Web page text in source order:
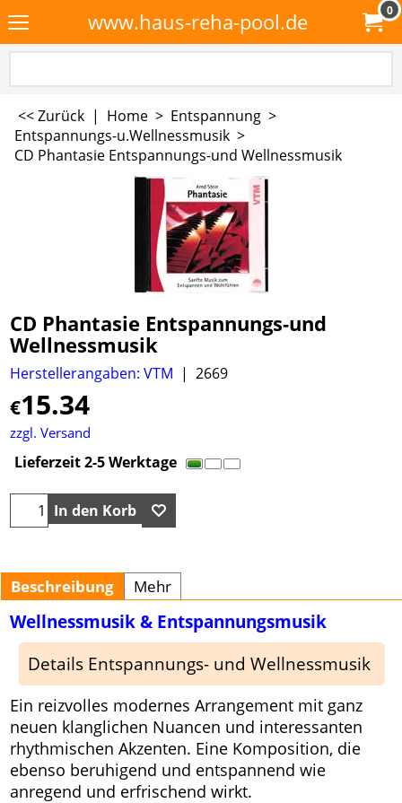
www.haus-reha-pool.de 0
<< Zurück | Home > Entspannung >
Entspannungs-u.Wellnessmusik >
CD Phantasie Entspannungs-und Wellnessmusik
CD Phantasie Entspannungs-und
Wellnessmusik
Herstellerangaben: VTM 2669
€15.34
zzgl. Versand
Lieferzeit 2-5 Werktage
In den Korb
Beschreibung Mehr
Wellnessmusik & Entspannungsmusik
Details Entspannungs- und Wellnessmusik
Ein reizvolles modernes Arrangement mit ganz
neuen klanglichen Nuancen und interessanten
rhythmischen Akzenten. Eine Komposition, die
ebenso beruhigend und entspannend wie
anregend und erfrischend wirkt.